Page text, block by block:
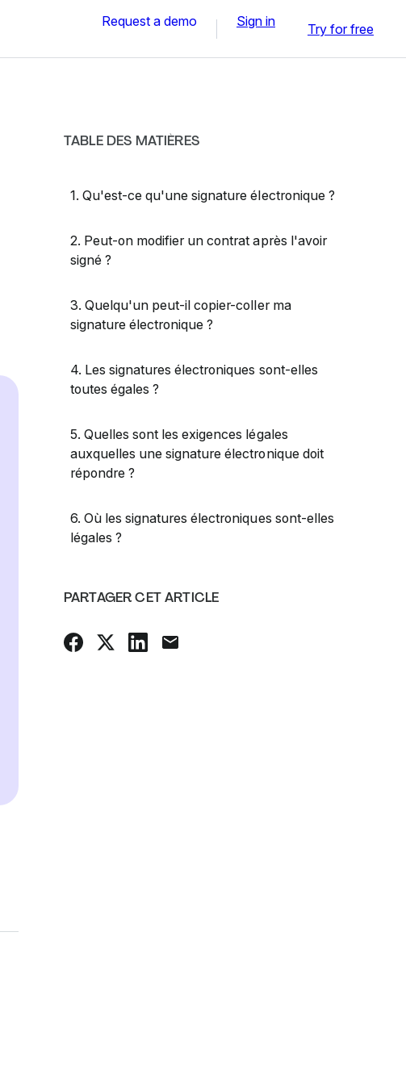
Request a demo Sign in Try for free
TABLE DES MATIÈRES
1. Qu'est-ce qu'une signature électronique ?
2. Peut-on modifier un contrat après l'avoir
signé ?
3. Quelqu'un peut-il copier-coller ma
signature électronique ?
4. Les signatures électroniques sont-elles
toutes égales ?
5. Quelles sont les exigences légales
auxquelles une signature électronique doit
répondre ?
6. Où les signatures électroniques sont-elles
légales ?
PARTAGER CET ARTICLE